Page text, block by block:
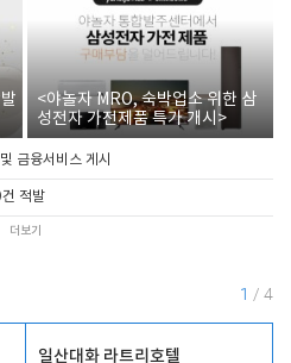
<야놀자 MRO, 숙박업소 위한 삼
성전자 가전제품 특가 개시>
금융서비스 게시
적발
더보기
1 / 4
일산대화 라트리호텔